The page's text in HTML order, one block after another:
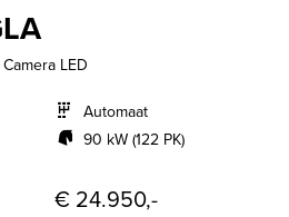
LED
Automaat
90 kW (122 PK)
€ 24.950,-